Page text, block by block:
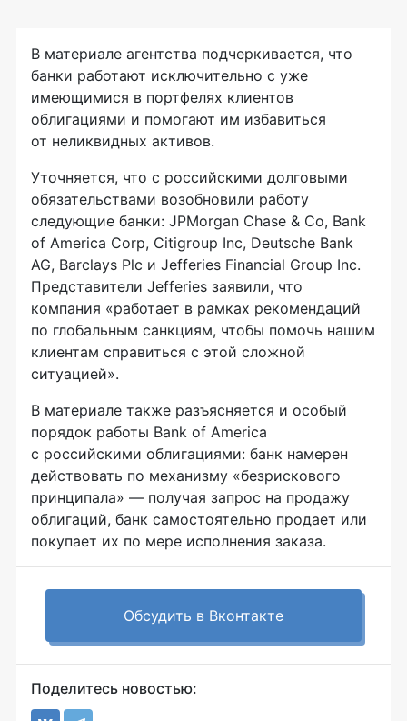
В материале агентства подчеркивается, что
банки работают исключительно с уже
имеющимися в портфелях клиентов
облигациями и помогают им избавиться
от неликвидных активов.
Уточняется, что с российскими долговыми
обязательствами возобновили работу
следующие банки: JPMorgan Chase & Co, Bank
of America Corp, Citigroup Inc, Deutsche Bank
AG, Barclays Plc и Jefferies Financial Group Inc.
Представители Jefferies заявили, что
компания «работает в рамках рекомендаций
по глобальным санкциям, чтобы помочь нашим
клиентам справиться с этой сложной
ситуацией».
В материале также разъясняется и особый
порядок работы Bank of America
с российскими облигациями: банк намерен
действовать по механизму «безрискового
принципала» — получая запрос на продажу
облигаций, банк самостоятельно продает или
покупает их по мере исполнения заказа.
Обсудить в Вконтакте
Поделитесь новостью: